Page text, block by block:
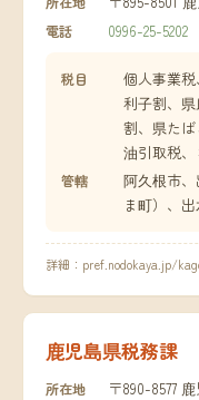
電話 0996-25-5202
税目
個人事業
利子割、
割、県た
油引取税
管轄
阿久根市
ま町）、出
詳細： pref.nodokaya.jp/
鹿児島県税務課
所在地
〒890-8577